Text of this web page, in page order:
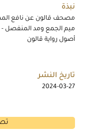
نبذة
مصحف قالون عن نافع
ميم الجمع ومد المنفصل -
أصول رواية قالون
تاريخ النشر
2024-03-27